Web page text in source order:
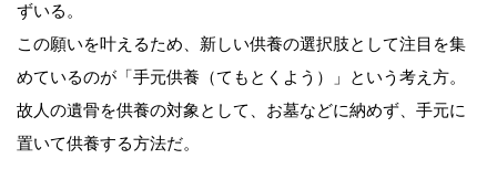
ずいる。
この願いを叶えるため、新しい供養の選択肢として注目を集
めているのが「手元供養（てもとくよう）」という考え方。
故人の遺骨を供養の対象として、お墓などに納めず、手元に
置いて供養する方法だ。